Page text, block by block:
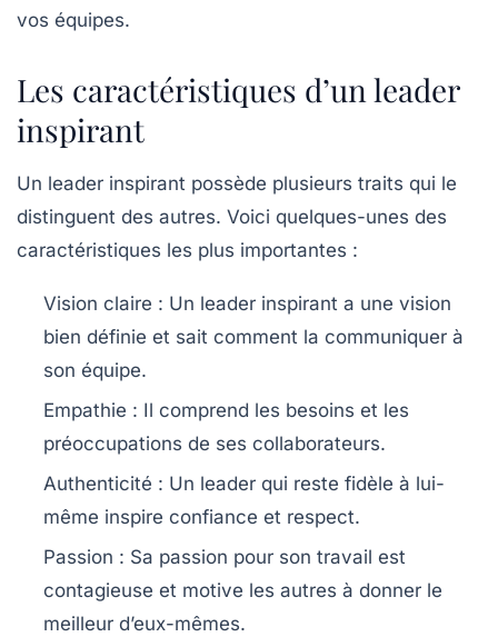
vos équipes.
Les caractéristiques d’un leader
inspirant
Un leader inspirant possède plusieurs traits qui le
distinguent des autres. Voici quelques-unes des
caractéristiques les plus importantes :
Vision claire : Un leader inspirant a une vision
bien définie et sait comment la communiquer à
son équipe.
Empathie : Il comprend les besoins et les
préoccupations de ses collaborateurs.
Authenticité : Un leader qui reste fidèle à lui-
même inspire confiance et respect.
Passion : Sa passion pour son travail est
contagieuse et motive les autres à donner le
meilleur d’eux-mêmes.